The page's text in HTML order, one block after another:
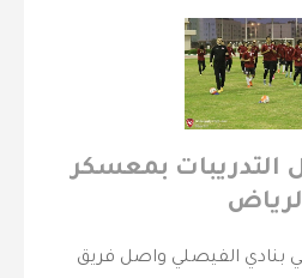
التدريبات بمعسكر
بنادي الفيصلي واصل فريق